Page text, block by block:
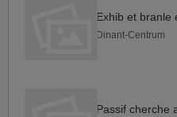
Dinant-Centrum